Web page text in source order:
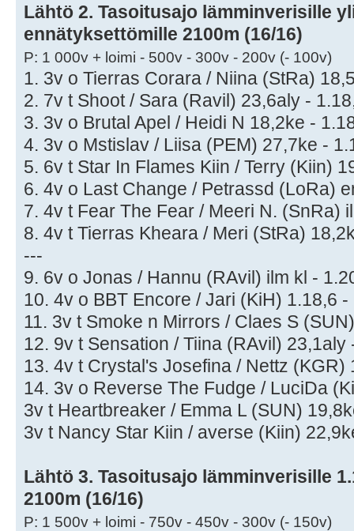
Lähtö 2. Tasoitusajo lämminverisille
ennätyksettömille 2100m (16/16)
P: 1 000v + loimi - 500v - 300v - 200v (- 100v)
1. 3v o Tierras Corara / Niina (StRa)
2. 7v t Shoot / Sara (Ravil) 23,6aly -
3. 3v o Brutal Apel / Heidi N 18,2ke -
4. 3v o Mstislav / Liisa (PEM) 27,7ke -
5. 6v t Star In Flames Kiin / Terry (Kiin)
6. 4v o Last Change / Petrassd (LoRa)
7. 4v t Fear The Fear / Meeri N. (SnRa)
8. 4v t Tierras Kheara / Meri (StRa)
---
9. 6v o Jonas / Hannu (RAvil) ilm kl -
10. 4v o BBT Encore / Jari (KiH) 1.18,6 -
11. 3v t Smoke n Mirrors / Claes S
12. 9v t Sensation / Tiina (RAvil) 23,1aly
13. 4v t Crystal's Josefina / Nettz (KGR)
14. 3v o Reverse The Fudge / LuciDa
3v t Heartbreaker / Emma L (SUN)
3v t Nancy Star Kiin / averse (Kiin)
Lähtö 3. Tasoitusajo lämminverisille
2100m (16/16)
P: 1 500v + loimi - 750v - 450v - 300v (- 150v)